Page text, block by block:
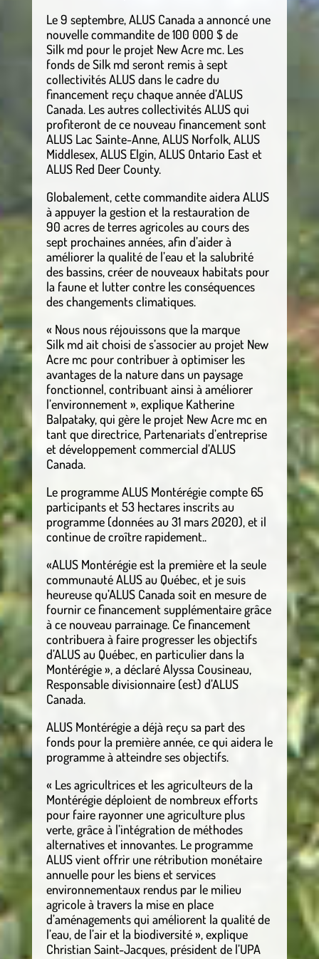
Le 9 septembre, ALUS Canada a annoncé une
nouvelle commandite de 100 000 $ de
Silk md pour le projet New Acre mc. Les
fonds de Silk md seront remis à sept
collectivités ALUS dans le cadre du
financement reçu chaque année d’ALUS
Canada. Les autres collectivités ALUS qui
profiteront de ce nouveau financement sont
ALUS Lac Sainte-Anne, ALUS Norfolk, ALUS
Middlesex, ALUS Elgin, ALUS Ontario East et
ALUS Red Deer County.
Globalement, cette commandite aidera ALUS
à appuyer la gestion et la restauration de
90 acres de terres agricoles au cours des
sept prochaines années, afin d’aider à
améliorer la qualité de l’eau et la salubrité
des bassins, créer de nouveaux habitats pour
la faune et lutter contre les conséquences
des changements climatiques.
« Nous nous réjouissons que la marque
Silk md ait choisi de s’associer au projet New
Acre mc pour contribuer à optimiser les
avantages de la nature dans un paysage
fonctionnel, contribuant ainsi à améliorer
l’environnement », explique Katherine
Balpataky, qui gère le projet New Acre mc en
tant que directrice, Partenariats d’entreprise
et développement commercial d’ALUS
Canada.
Le programme ALUS Montérégie compte 65
participants et 53 hectares inscrits au
programme (données au 31 mars 2020), et il
continue de croître rapidement..
«ALUS Montérégie est la première et la seule
communauté ALUS au Québec, et je suis
heureuse qu’ALUS Canada soit en mesure de
fournir ce financement supplémentaire grâce
à ce nouveau parrainage. Ce financement
contribuera à faire progresser les objectifs
d’ALUS au Québec, en particulier dans la
Montérégie », a déclaré Alyssa Cousineau,
Responsable divisionnaire (est) d’ALUS
Canada.
ALUS Montérégie a déjà reçu sa part des
fonds pour la première année, ce qui aidera le
programme à atteindre ses objectifs.
« Les agricultrices et les agriculteurs de la
Montérégie déploient de nombreux efforts
pour faire rayonner une agriculture plus
verte, grâce à l’intégration de méthodes
alternatives et innovantes. Le programme
ALUS vient offrir une rétribution monétaire
annuelle pour les biens et services
environnementaux rendus par le milieu
agricole à travers la mise en place
d’aménagements qui améliorent la qualité de
l’eau, de l’air et la biodiversité », explique
Christian Saint-Jacques, président de l’UPA